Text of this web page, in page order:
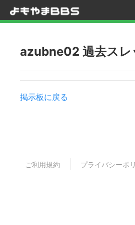
azubne02 過去スレ
掲示板に戻る
ご利用規約 プライバシーポ